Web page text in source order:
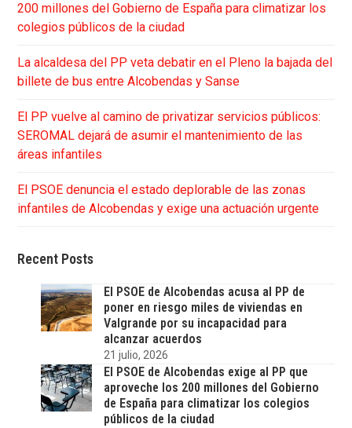
200 millones del Gobierno de España para climatizar los
colegios públicos de la ciudad
La alcaldesa del PP veta debatir en el Pleno la bajada del
billete de bus entre Alcobendas y Sanse
El PP vuelve al camino de privatizar servicios públicos:
SEROMAL dejará de asumir el mantenimiento de las
áreas infantiles
El PSOE denuncia el estado deplorable de las zonas
infantiles de Alcobendas y exige una actuación urgente
Recent Posts
El PSOE de Alcobendas acusa al PP de
poner en riesgo miles de viviendas en
Valgrande por su incapacidad para
alcanzar acuerdos
21 julio, 2026
El PSOE de Alcobendas exige al PP que
aproveche los 200 millones del Gobierno
de España para climatizar los colegios
públicos de la ciudad